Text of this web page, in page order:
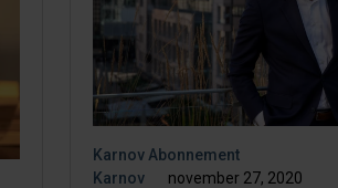
Karnov Abonnement
Karnov
november 27, 2020